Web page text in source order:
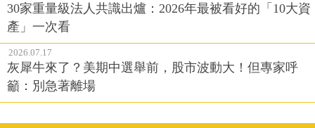
30家重量級法人共識出爐：2026年最被看好的「10大資
產」一次看
2026.07.17
灰犀牛來了？美期中選舉前，股市波動大！但專家呼
籲：別急著離場